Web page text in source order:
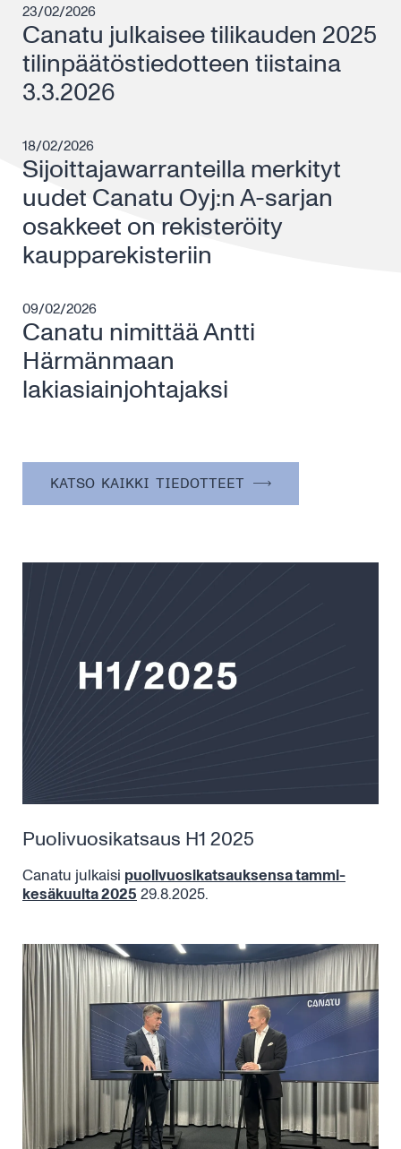
23/02/2026
Canatu julkaisee tilikauden 2025
tilinpäätöstiedotteen tiistaina
3.3.2026
18/02/2026
Sijoittajawarranteilla merkityt
uudet Canatu Oyj:n A-sarjan
osakkeet on rekisteröity
kaupparekisteriin
09/02/2026
Canatu nimittää Antti
Härmänmaan
lakiasiainjohtajaksi
KATSO KAIKKI TIEDOTTEET
Puolivuosikatsaus H1 2025
Canatu julkaisi puolivuosikatsauksensa tammi-
kesäkuulta 2025 29.8.2025.